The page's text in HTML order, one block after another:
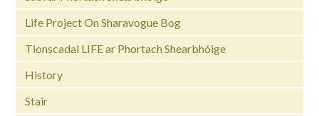
Life Project On Sharavogue Bog
Tionscadal LIFE ar Phortach Shearbhóige
History
Stair